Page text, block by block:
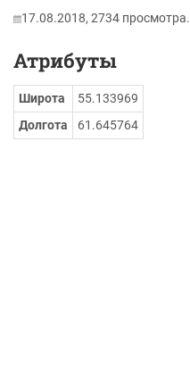
17.08.2018, 2734 просмотра.
Атрибуты
Широта
55.133969
Долгота
61.645764